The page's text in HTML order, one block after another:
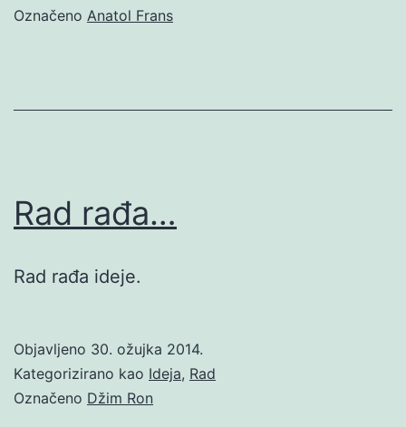
Označeno Anatol Frans
Rad rađa…
Rad rađa ideje.
Objavljeno 30. ožujka 2014.
Kategorizirano kao Ideja, Rad
Označeno Džim Ron